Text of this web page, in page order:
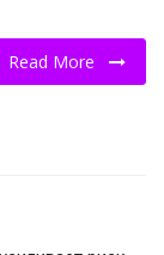
Read More